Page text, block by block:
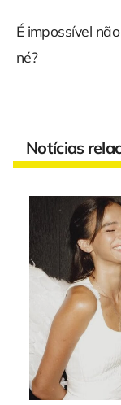
É impossível
né?
Notícias